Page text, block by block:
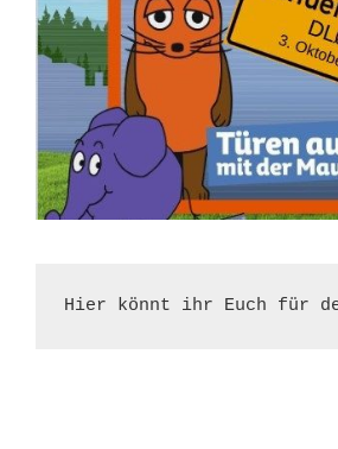
Hier könnt ihr Euch für